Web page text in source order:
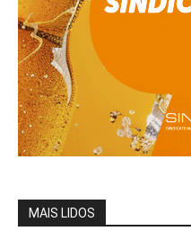
MAIS LIDOS